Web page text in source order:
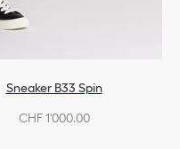
Sneaker B33 Spin
CHF 1'000.00